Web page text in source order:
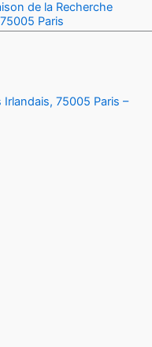
de la Recherche
Paris
75005 Paris –